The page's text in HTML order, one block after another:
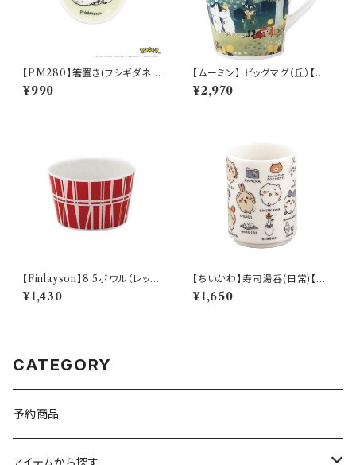
【PM280】箸置き(フシギダネ)
【Daily Sketch】PM281-402
¥990
【ムーミン】 ビッグマグ（丘）【M
M3200】MM3201-35
¥2,970
【Finlayson】8.5ボウル（レッ
ド）【コロナ】
¥1,430
【ちいかわ】寿司湯呑(日常)【CK
W50】CKW51-327
¥1,650
CATEGORY
予約商品